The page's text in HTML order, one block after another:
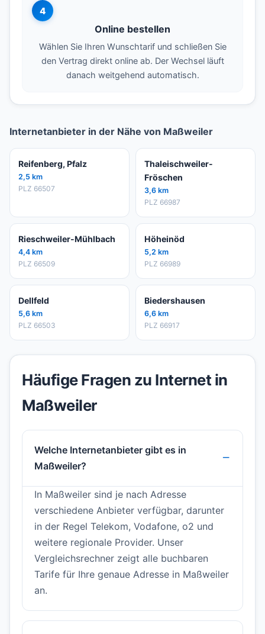
4
Online bestellen
Wählen Sie Ihren Wunschtarif und schließen Sie
den Vertrag direkt online ab. Der Wechsel läuft
danach weitgehend automatisch.
Internetanbieter in der Nähe von Maßweiler
Reifenberg, Pfalz
2,5 km
PLZ 66507
Thaleischweiler-
Fröschen
3,6 km
PLZ 66987
Rieschweiler-Mühlbach
4,4 km
PLZ 66509
Höheinöd
5,2 km
PLZ 66989
Dellfeld
5,6 km
PLZ 66503
Biedershausen
6,6 km
PLZ 66917
Häufige Fragen zu Internet in
Maßweiler
Welche Internetanbieter gibt es in
Maßweiler?
In Maßweiler sind je nach Adresse
verschiedene Anbieter verfügbar, darunter
in der Regel Telekom, Vodafone, o2 und
weitere regionale Provider. Unser
Vergleichsrechner zeigt alle buchbaren
Tarife für Ihre genaue Adresse in Maßweiler
an.